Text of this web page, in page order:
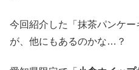
今回紹介した「抹茶パンケ
が、他にもあるのかな…？